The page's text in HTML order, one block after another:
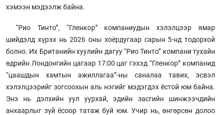
хэмээн мэдээлж байна.
“Рио Тинто”, “Гленкор” компаниудын хэлэлцээр ямар
шийдэлд хүрэх нь 2026 оны хоёрдугаар сарын 5-нд тодорхой
болно. Их Британийн хуулийн дагуу “Рио Тинто” компани тухайн
өдрийн Лондонгийн цагаар 17:00 цаг гэхэд “Гленкор” компанид
“цаашдын хамтын ажиллагаа”-ны саналаа тавих, эсвэл
хэлэлцээрийг зогсоохын аль нэгийг мэдэгдэх ёстой юм байна.
Энэ нь дэлхийн уул уурхай, эдийн засгийн шинжээчдийн
анхаарлыг зүй ёсоор татаж буй юм. Учир нь, өнгөрсөн долоо